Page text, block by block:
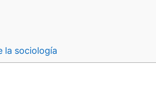
la sociología